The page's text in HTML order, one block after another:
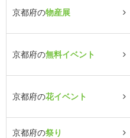
京都府の物産展
京都府の無料イベント
京都府の花イベント
京都府の祭り